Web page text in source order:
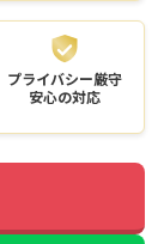
プライバシー厳守
安心の対応